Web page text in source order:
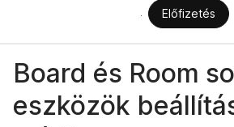
Előfizetés
Board és Room
eszközök